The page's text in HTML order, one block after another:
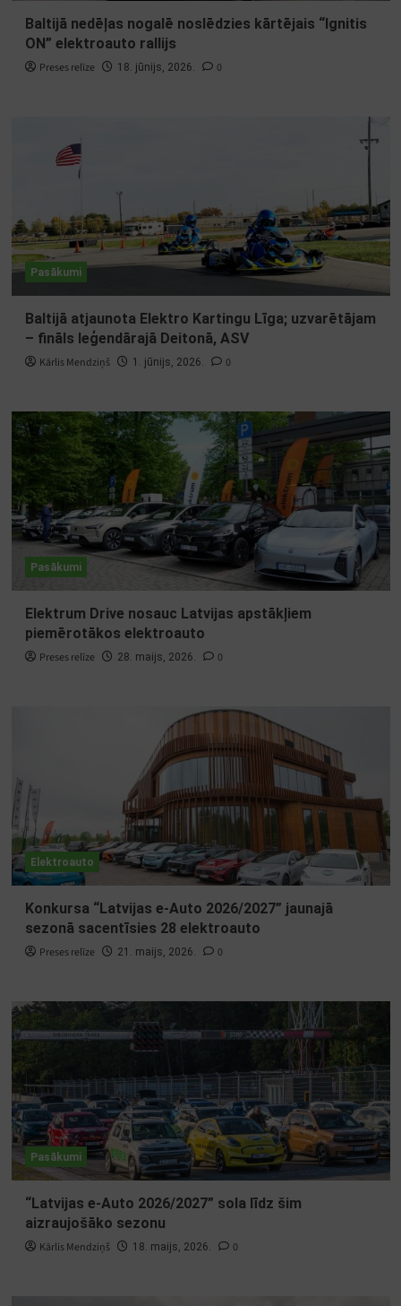
Baltijā nedēļas nogalē noslēdzies kārtējais “Ignitis
ON” elektroauto rallijs
Preses relīze 18. jūnijs, 2026. 0
Pasākumi
Baltijā atjaunota Elektro Kartingu Līga; uzvarētājam
– fināls leģendārajā Deitonā, ASV
Kārlis Mendziņš 1. jūnijs, 2026. 0
Pasākumi
Elektrum Drive nosauc Latvijas apstākļiem
piemērotākos elektroauto
Preses relīze 28. maijs, 2026. 0
Elektroauto
Konkursa “Latvijas e-Auto 2026/2027” jaunajā
sezonā sacentīsies 28 elektroauto
Preses relīze 21. maijs, 2026. 0
Pasākumi
“Latvijas e-Auto 2026/2027” sola līdz šim
aizraujošāko sezonu
Kārlis Mendziņš 18. maijs, 2026. 0